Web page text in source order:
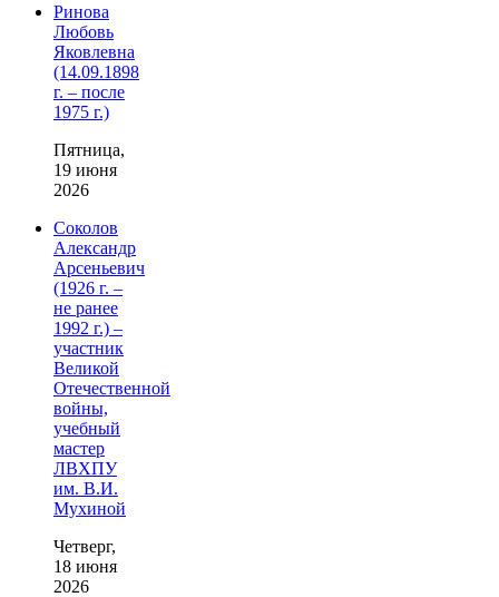
Ринова
Любовь
Яковлевна
(14.09.1898
г. – после
1975 г.)
Пятница,
19 июня
2026
Соколов
Александр
Арсеньевич
(1926 г. –
не ранее
1992 г.) –
участник
Великой
Отечественной
войны,
учебный
мастер
ЛВХПУ
им. В.И.
Мухиной
Четверг,
18 июня
2026